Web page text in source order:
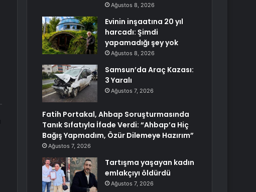
Ağustos 8, 2026
Evinin inşaatına 20 yıl
harcadı: Şimdi
yapamadığı şey yok
Ağustos 8, 2026
Samsun’da Araç Kazası:
3 Yaralı
Ağustos 7, 2026
Fatih Portakal, Ahbap Soruşturmasında
Tanık Sıfatıyla İfade Verdi: “Ahbap’a Hiç
Bağış Yapmadım, Özür Dilemeye Hazırım”
Ağustos 7, 2026
Tartışma yaşayan kadın
emlakçıyı öldürdü
Ağustos 7, 2026